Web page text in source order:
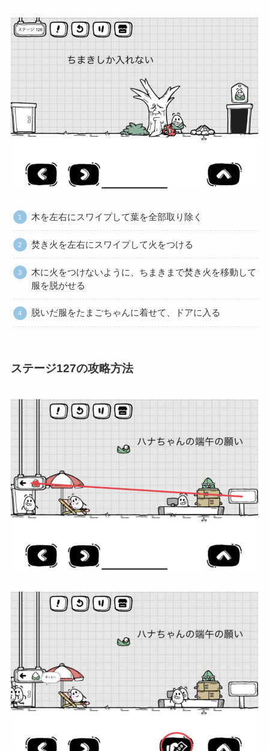
木を左右にスワイプして葉を全部取り除く
焚き火を左右にスワイプして火をつける
木に火をつけないように、ちまきまで焚き火を移動して
服を脱がせる
脱いだ服をたまごちゃんに着せて、ドアに入る
ステージ127の攻略方法